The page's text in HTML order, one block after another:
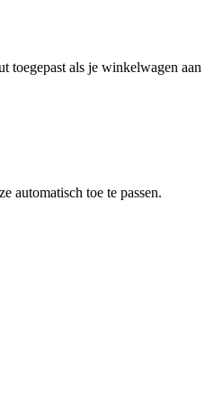
als je winkelwagen
automatisch toe te passen.